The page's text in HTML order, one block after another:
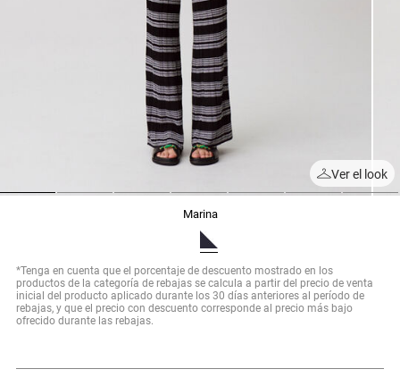
Ver el look
marina
*Tenga en cuenta que el porcentaje de descuento mostrado en los
productos de la categoría de rebajas se calcula a partir del precio de venta
inicial del producto aplicado durante los 30 días anteriores al período de
rebajas, y que el precio con descuento corresponde al precio más bajo
ofrecido durante las rebajas.